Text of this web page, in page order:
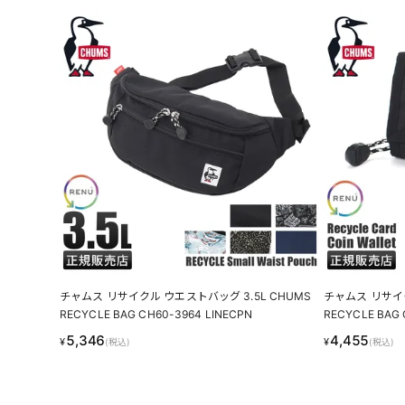
チャムス リサイクル ウエストバッグ 3.5L CHUMS
RECYCLE BAG CH60-3964 LINECPN
¥5,346(税込)
チャムス リサ
RECYCLE
¥4,455(税込)